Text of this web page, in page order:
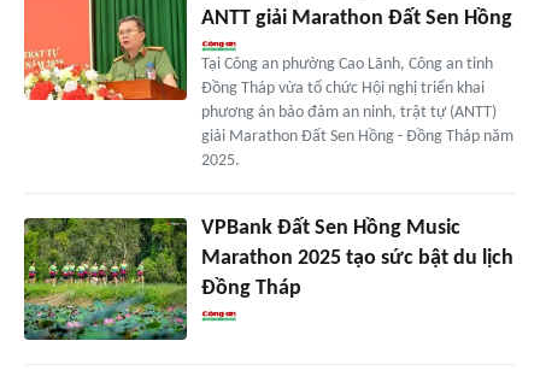
ANTT giải Marathon Đất Sen Hồng
Tại Công an phường Cao Lãnh, Công an tỉnh
Đồng Tháp vừa tổ chức Hội nghị triển khai
phương án bảo đảm an ninh, trật tự (ANTT)
giải Marathon Đất Sen Hồng - Đồng Tháp năm
2025.
VPBank Đất Sen Hồng Music
Marathon 2025 tạo sức bật du lịch
Đồng Tháp